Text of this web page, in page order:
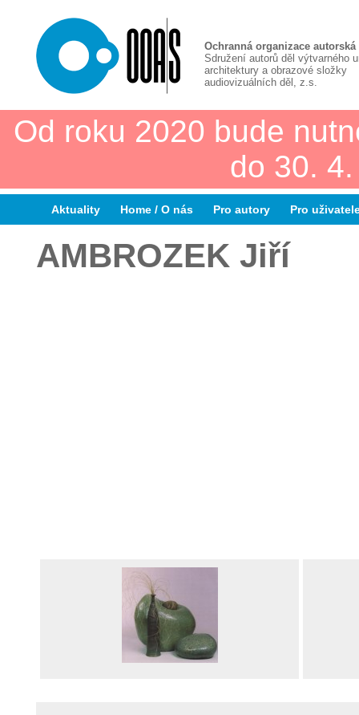
Ochranná organizace autorská
Sdružení autorů děl výtvarného
architektury a obrazové složky
audiovizuálních děl, z.s.
Od roku 2020 bude
do 30.
Aktuality Home / O nás Pro autory Pro
AMBROZEK Jiří